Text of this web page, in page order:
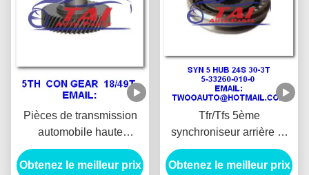
Pièces de transmission
automobile haute
performance 18s / 49t
Pour Isuzu New Tfr
Obtenez le meilleur prix
Tfr/Tfs 5ème
synchroniseur arrière 5-
33260-010-0 pour Isuzu
4ja1
Obtenez le meilleur prix